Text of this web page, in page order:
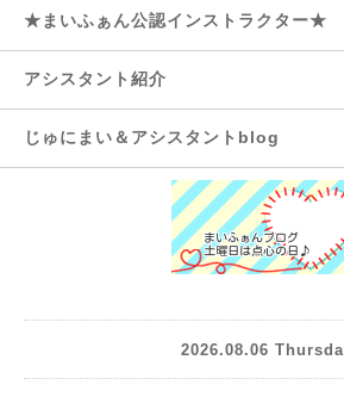
★まいふぁん公認インストラクター★
アシスタント紹介
じゅにまい＆アシスタントblog
2026.08.06